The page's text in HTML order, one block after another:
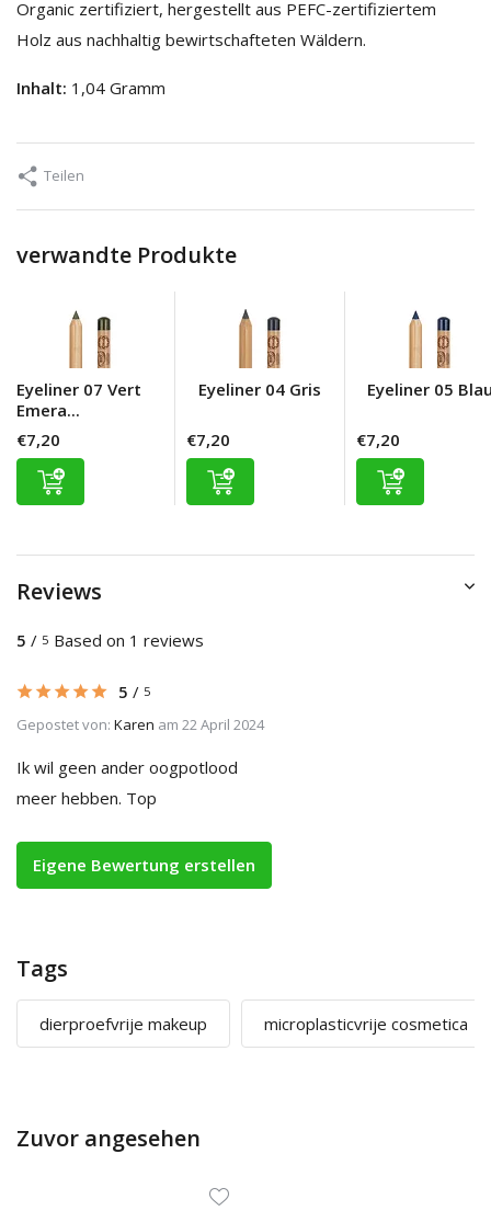
Organic zertifiziert, hergestellt aus PEFC-zertifiziertem
Holz aus nachhaltig bewirtschafteten Wäldern.
Inhalt: 1,04 Gramm
Teilen
verwandte Produkte
Eyeliner 07 Vert
Emera...
€7,20
Eyeliner 04 Gris
€7,20
Eyeliner 05
€7,20
Reviews
5 / 5 Based on 1 reviews
5 / 5
Gepostet von: Karen am 22 April 2024
Ik wil geen ander oogpotlood
meer hebben. Top
Eigene Bewertung erstellen
Tags
dierproefvrije makeup microplasticvrije cosmetica
Zuvor angesehen